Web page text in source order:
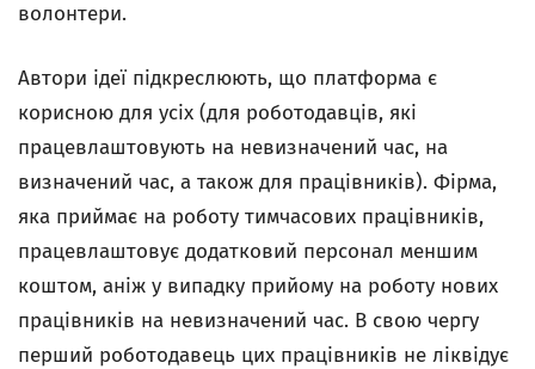
волонтери.
Автори ідеї підкреслюють, що платформа є
корисною для усіх (для роботодавців, які
працевлаштовують на невизначений час, на
визначений час, а також для працівників). Фірма,
яка приймає на роботу тимчасових працівників,
працевлаштовує додатковий персонал меншим
коштом, аніж у випадку прийому на роботу нових
працівників на невизначений час. В свою чергу
перший роботодавець цих працівників не ліквідує